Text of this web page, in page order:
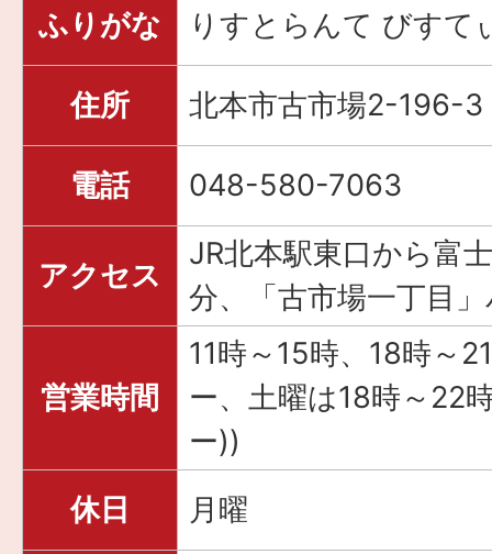
ふりがな
りすとらんて びすて
住所 北本市古市場2-196-3
電話 048-580-7063
アクセス
JR北本駅東口から富
分、「古市場一丁目
営業時間
11時～15時、18時～
ー、土曜は18時～22
ー))
休日
月曜